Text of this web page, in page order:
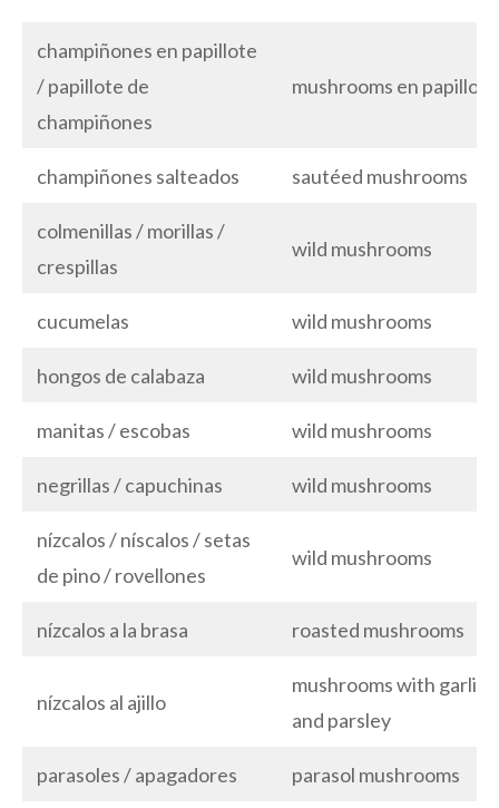
champiñones en papillote
/ papillote de
champiñones
mushrooms en papillote
champiñones salteados sautéed mushrooms
colmenillas / morillas /
crespillas
wild mushrooms
cucumelas wild mushrooms
hongos de calabaza wild mushrooms
manitas / escobas wild mushrooms
negrillas / capuchinas wild mushrooms
nízcalos / níscalos / setas
de pino / rovellones
wild mushrooms
nízcalos a la brasa roasted mushrooms
nízcalos al ajillo
mushrooms with garlic
and parsley
parasoles / apagadores parasol mushrooms